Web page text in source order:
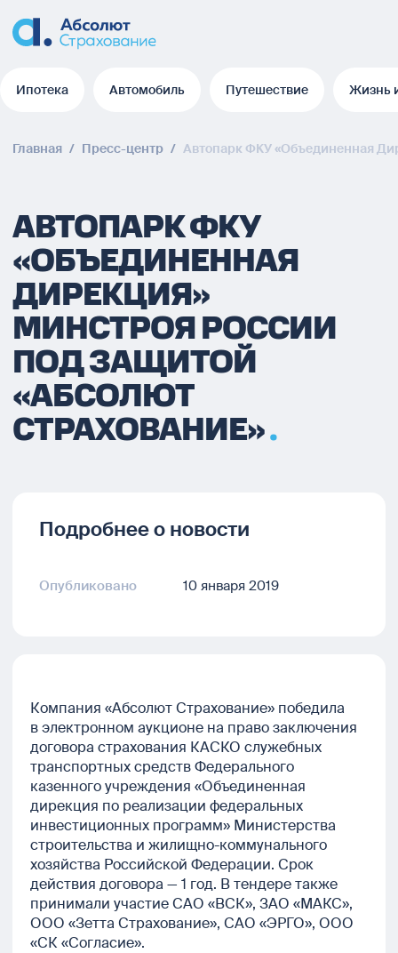
Ипотека Автомобиль Путешествие Жизнь
Главная / Пресс-центр / Автопарк ФКУ «Объединенная
АВТОПАРК ФКУ
«ОБЪЕДИНЕННАЯ
ДИРЕКЦИЯ»
МИНСТРОЯ РОССИИ
ПОД ЗАЩИТОЙ
«АБСОЛЮТ
СТРАХОВАНИЕ»
Подробнее о новости
Опубликовано 10 января 2019
Компания «Абсолют Страхование» победила
в электронном аукционе на право заключения
договора страхования КАСКО служебных
транспортных средств Федерального
казенного учреждения «Объединенная
дирекция по реализации федеральных
инвестиционных программ» Министерства
строительства и жилищно-коммунального
хозяйства Российской Федерации. Срок
действия договора — 1 год. В тендере также
принимали участие САО «ВСК», ЗАО «МАКС»,
ООО «Зетта Страхование», САО «ЭРГО», ООО
«СК «Согласие».